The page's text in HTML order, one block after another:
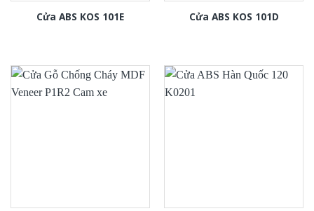
Cửa ABS KOS 101E Cửa ABS KOS 101D